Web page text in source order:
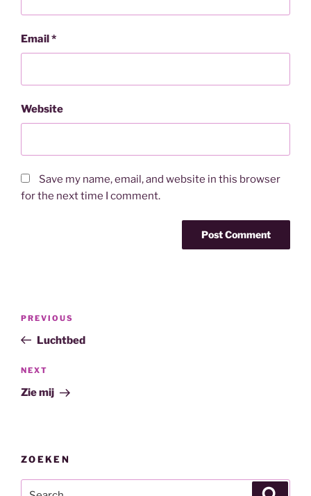
Email*
Website
Save my name, email, and website in this browser
for the next time I comment.
Previous
Post
PREVIOUS
Luchtbed
Next
Post
NEXT
Zie mij
ZOEKEN